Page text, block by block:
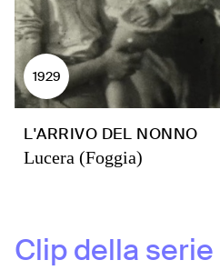
1929
L'ARRIVO DEL NONNO
Lucera (Foggia)
Clip della serie